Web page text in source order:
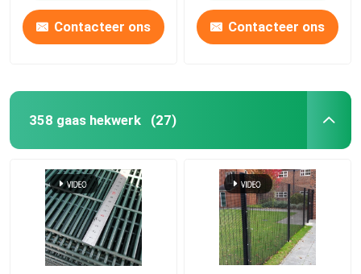
Contacteer ons Contacteer ons
358 gaas hekwerk (27)